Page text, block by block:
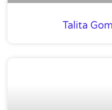
Talita